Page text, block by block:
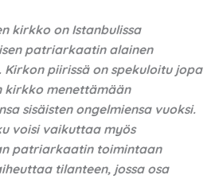
kirkko on Istanbulissa
patriarkaatin alainen
piirissä on spekuloitu jopa
kirkko menettämään
sisäisten ongelmiensa vuoksi.
voisi vaikuttaa myös
patriarkaatin toimintaan
tilanteen, jossa osa